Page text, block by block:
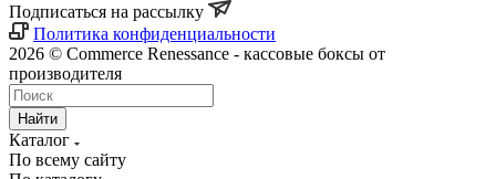
Подписаться на рассылку
Политика конфиденциальности
2026 © Commerce Renessance - кассовые боксы от
производителя
Найти
Каталог
По всему сайту